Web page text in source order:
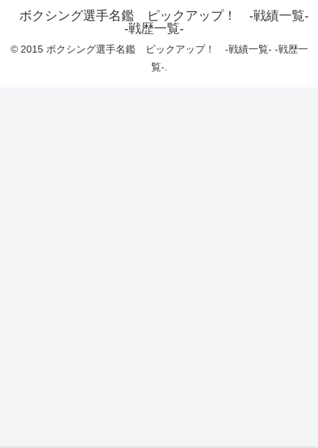
ボクシング選手名鑑 ピックアップ！ -戦績一覧-
-戦歴一覧-
© 2015 ボクシング選手名鑑 ピックアップ！ -戦績一覧- -戦歴一
覧-.